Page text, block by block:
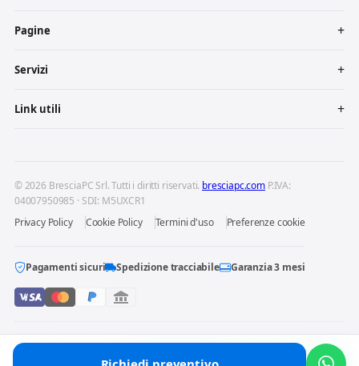
Pagine
Servizi
Link utili
© 2026 BresciaPC Srl. Tutti i diritti riservati. bresciapc.com P.IVA:
04007950985 · SDI: M5UXCR1
Privacy Policy
Cookie Policy Termini d'uso Preferenze cookie
Pagamenti sicuri Spedizione tracciabile Garanzia 3 mesi
BresciaPC S.r.l. è un centro di riparazione indipendente: non è affiliata
né autorizzata dai produttori dei dispositivi riparati. Marchi e loghi